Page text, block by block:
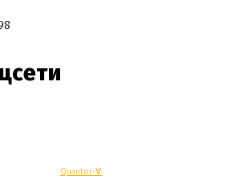
Quantor-∀